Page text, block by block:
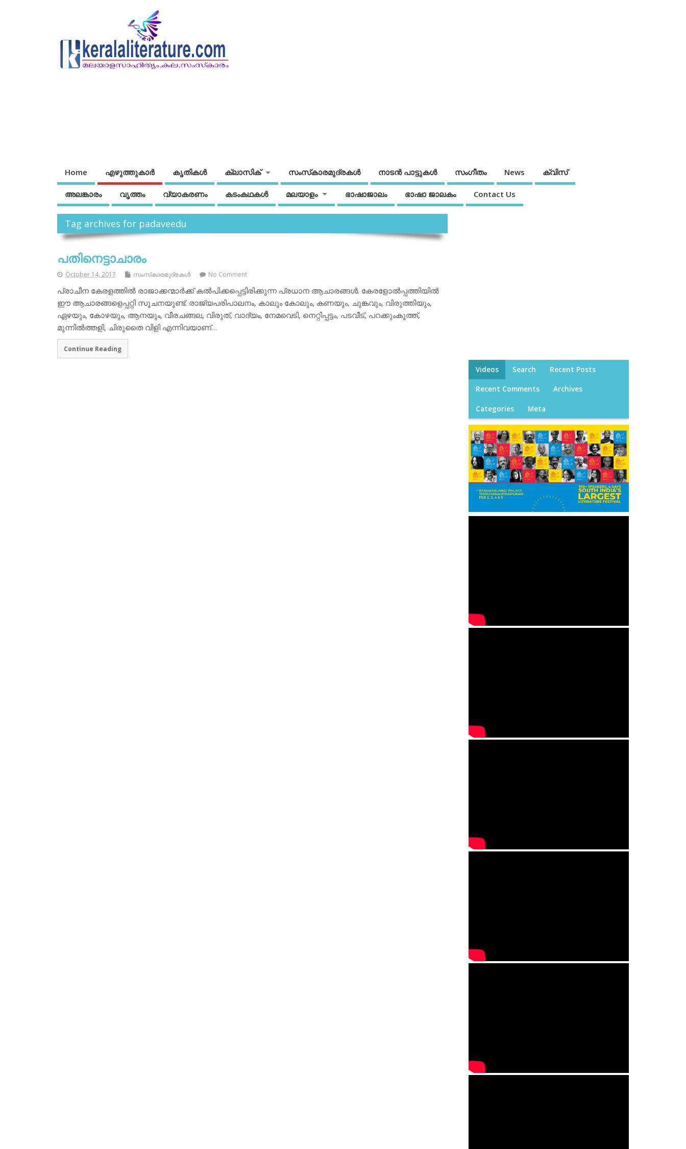
Home എഴുത്തുകാര്‍ കൃതികൾ ക്ലാസിക് സംസ്‌കാരമുദ്രകള്‍ നാടന്‍ പാട്ടുകള്‍ സംഗീതം News ക്വിസ്
അലങ്കാരം വൃത്തം വ്യാകരണം കടംകഥകള്‍ മലയാളം ഭാഷാജാലം ഭാഷാ ജാലകം Contact Us
Tag archives for padaveedu
പതിനെട്ടാചാരം
October 14, 2017 സംസ്‌കാരമുദ്രകള്‍ No Comment
പ്രാചീന കേരളത്തില്‍ രാജാക്കന്മാര്‍ക്ക് കല്‍പിക്കപ്പെട്ടിരിക്കുന്ന പ്രധാന ആചാരങ്ങള്‍. കേരളോല്‍പ്പത്തിയില്‍
ഈ ആചാരങ്ങളെപ്പറ്റി സൂചനയുണ്ട്. രാജ്യപരിപാലനം, കാലും കോലും, കണയും, ചുങ്കവും, വിരുത്തിയും,
ഏഴയും, കോഴയും, ആനയും, വീരചങ്ങല, വിരുത്, വാദ്യം, നേമവെടി, നെറ്റിപ്പട്ടം, പടവീട്, പറക്കുംകൂത്ത്,
മുന്നില്‍ത്തളി, ചിരുതൈ വിളി എന്നിവയാണ്…
Continue Reading
Videos Search Recent Posts
Recent Comments Archives
Categories Meta